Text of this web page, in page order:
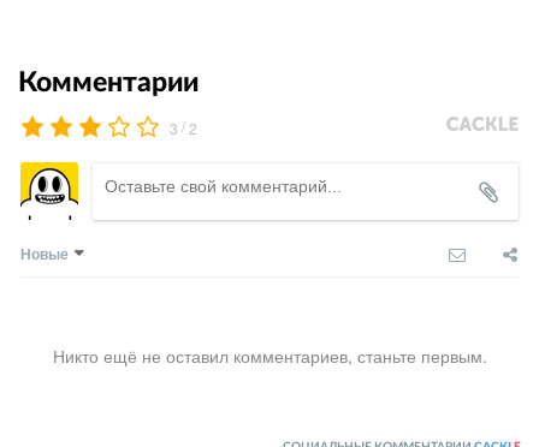
Комментарии
3 /2
Новые
Никто ещё не оставил комментариев, станьте первым.